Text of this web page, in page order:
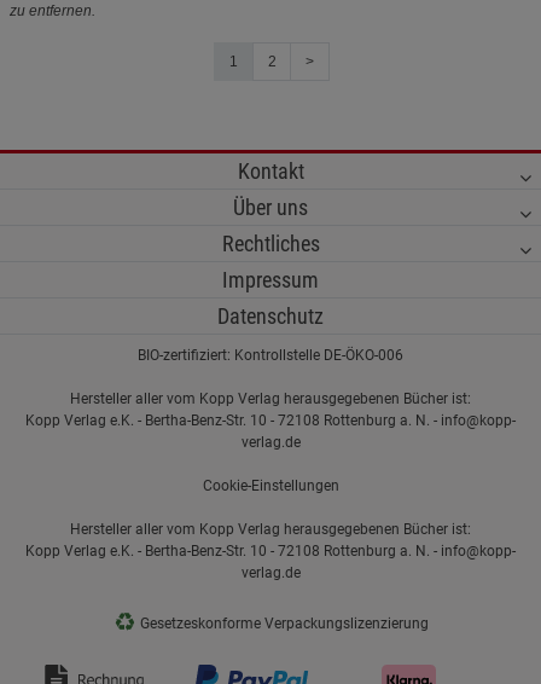
zu entfernen.
1 2 >
Kontakt
Über uns
Rechtliches
Impressum
Datenschutz
BIO-zertifiziert: Kontrollstelle DE-ÖKO-006
Hersteller aller vom Kopp Verlag herausgegebenen Bücher ist:
Kopp Verlag e.K. - Bertha-Benz-Str. 10 - 72108 Rottenburg a. N. - info@kopp-
verlag.de
Cookie-Einstellungen
Hersteller aller vom Kopp Verlag herausgegebenen Bücher ist:
Kopp Verlag e.K. - Bertha-Benz-Str. 10 - 72108 Rottenburg a. N. - info@kopp-
verlag.de
♻ Gesetzeskonforme Verpackungslizenzierung